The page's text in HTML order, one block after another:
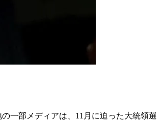
一部メディアは、11月に迫った大統領選